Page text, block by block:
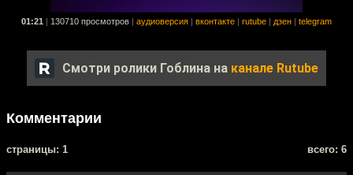
01:21 130710 просмотров аудиоверсия вконтакте rutube дзен telegram
Смотри ролики Гоблина на канале Rutube
Комментарии
cтраницы: 1 всего: 6